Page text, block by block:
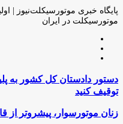
ایمیل
پایگاه خبری موتورسیکلت‌نیوز |
موتورسیکلت در ایران
دستور
دادستان
کل
کشور
به
دستور دادستان کل کشور به
توقیف کنید
زنان
زنان موتورسوار، پیشروتر از